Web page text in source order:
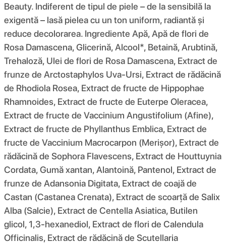
Beauty. Indiferent de tipul de piele – de la sensibilă la
exigentă – lasă pielea cu un ton uniform, radiantă și
reduce decolorarea. Ingrediente Apă, Apă de flori de
Rosa Damascena, Glicerină, Alcool*, Betaină, Arubtină,
Trehaloză, Ulei de flori de Rosa Damascena, Extract de
frunze de Arctostaphylos Uva-Ursi, Extract de rădăcină
de Rhodiola Rosea, Extract de fructe de Hippophae
Rhamnoides, Extract de fructe de Euterpe Oleracea,
Extract de fructe de Vaccinium Angustifolium (Afine),
Extract de fructe de Phyllanthus Emblica, Extract de
fructe de Vaccinium Macrocarpon (Merișor), Extract de
rădăcină de Sophora Flavescens, Extract de Houttuynia
Cordata, Gumă xantan, Alantoină, Pantenol, Extract de
frunze de Adansonia Digitata, Extract de coajă de
Castan (Castanea Crenata), Extract de scoarță de Salix
Alba (Salcie), Extract de Centella Asiatica, Butilen
glicol, 1,3-hexanediol, Extract de flori de Calendula
Officinalis, Extract de rădăcină de Scutellaria